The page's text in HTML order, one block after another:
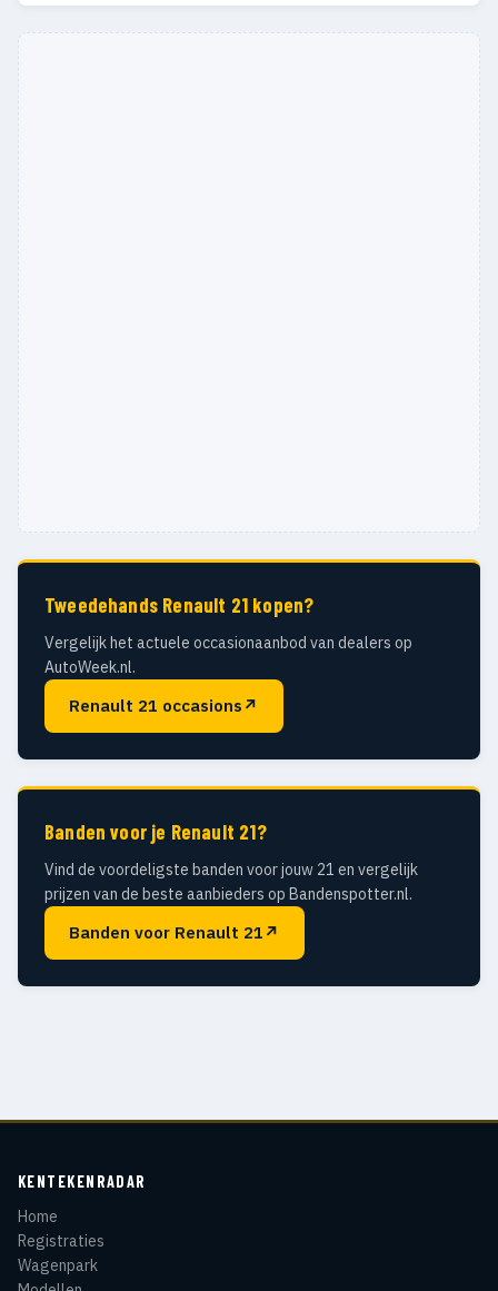
Tweedehands Renault 21 kopen?
Vergelijk het actuele occasionaanbod van dealers op
AutoWeek.nl.
Renault 21 occasions ↗
Banden voor je Renault 21?
Vind de voordeligste banden voor jouw 21 en vergelijk
prijzen van de beste aanbieders op Bandenspotter.nl.
Banden voor Renault 21 ↗
KENTEKENRADAR
Home
Registraties
Wagenpark